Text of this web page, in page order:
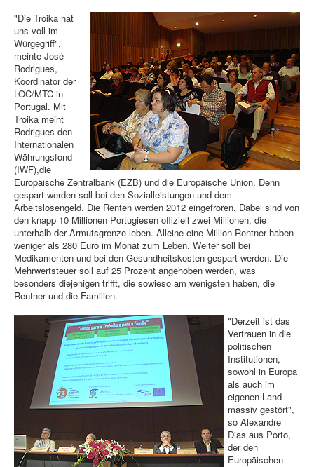
"Die Troika hat
uns voll im
Würgegriff",
meinte José
Rodrigues,
Koordinator der
LOC/MTC in
Portugal. Mit
Troika meint
Rodrigues den
Internationalen
Währungsfond
(IWF),die
Europäische Zentralbank (EZB) und die Europäische Union. Denn
gespart werden soll bei den Sozialleistungen und dem
Arbeitslosengeld. Die Renten werden 2012 eingefroren. Dabei sind von
den knapp 10 Millionen Portugiesen offiziell zwei Millionen, die
unterhalb der Armutsgrenze leben. Alleine eine Million Rentner haben
weniger als 280 Euro im Monat zum Leben. Weiter soll bei
Medikamenten und bei den Gesundheitskosten gespart werden. Die
Mehrwertsteuer soll auf 25 Prozent angehoben werden, was
besonders diejenigen trifft, die sowieso am wenigsten haben, die
Rentner und die Familien.
"Derzeit ist das
Vertrauen in die
politischen
Institutionen,
sowohl in Europa
als auch im
eigenen Land
massiv gestört",
so Alexandre
Dias aus Porto,
der den
Europäischen